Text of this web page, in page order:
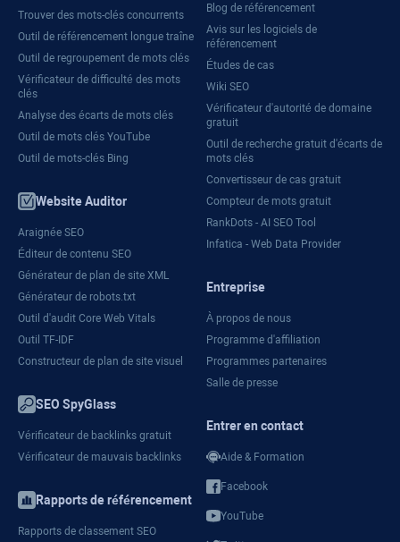
Trouver des mots-clés concurrents
Outil de référencement longue traîne
Outil de regroupement de mots clés
Vérificateur de difficulté des mots
clés
Analyse des écarts de mots clés
Outil de mots clés YouTube
Outil de mots-clés Bing
Website Auditor
Araignée SEO
Éditeur de contenu SEO
Générateur de plan de site XML
Générateur de robots.txt
Outil d'audit Core Web Vitals
Outil TF-IDF
Constructeur de plan de site visuel
SEO SpyGlass
Vérificateur de backlinks gratuit
Vérificateur de mauvais backlinks
Rapports de référencement
Rapports de classement SEO
Blog de référencement
Avis sur les logiciels de
référencement
Études de cas
Wiki SEO
Vérificateur d'autorité de domaine
gratuit
Outil de recherche gratuit d'écarts de
mots clés
Convertisseur de cas gratuit
Compteur de mots gratuit
RankDots - AI SEO Tool
Infatica - Web Data Provider
Entreprise
À propos de nous
Programme d'affiliation
Programmes partenaires
Salle de presse
Entrer en contact
Aide & Formation
Facebook
YouTube